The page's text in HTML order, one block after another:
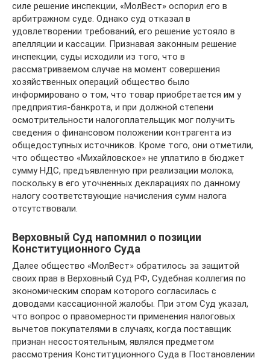
силе решение инспекции, «МолВест» оспорил его в
арбитражном суде. Однако суд отказал в
удовлетворении требований, его решение устояло в
апелляции и кассации. Признавая законным решение
инспекции, суды исходили из того, что в
рассматриваемом случае на момент совершения
хозяйственных операций общество было
информировано о том, что товар приобретается им у
предприятия-банкрота, и при должной степени
осмотрительности налогоплательщик мог получить
сведения о финансовом положении контрагента из
общедоступных источников. Кроме того, они отметили,
что общество «Михайловское» не уплатило в бюджет
сумму НДС, предъявленную при реализации молока,
поскольку в его уточненных декларациях по данному
налогу соответствующие начисления сумм налога
отсутствовали.
Верховный Суд напомнил о позиции
Конституционного Суда
Далее общество «МолВест» обратилось за защитой
своих прав в Верховный Суд РФ, Судебная коллегия по
экономическим спорам которого согласилась с
доводами кассационной жалобы. При этом Суд указал,
что вопрос о правомерности применения налоговых
вычетов покупателями в случаях, когда поставщик
признан несостоятельным, являлся предметом
рассмотрения Конституционного Суда в Постановлении